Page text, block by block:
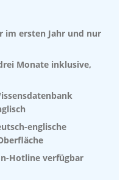
im ersten Jahr und nur
Monate inklusive,
englische
Hotline verfügbar